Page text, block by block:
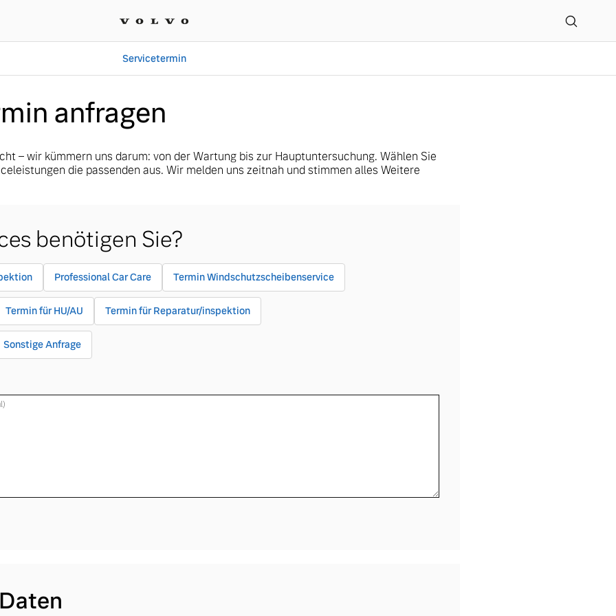
Leibssle GmbH
Servicetermin
Servicetermin
anfragen
– wir kümmern uns darum: von der Wartung bis zur Hauptuntersuchung. Wählen Sie
die passenden aus. Wir melden uns zeitnah und stimmen alles Weitere
benötigen Sie?
Professional Car Care Termin Windschutzscheibenservice
Termin für HU/AU Termin für Reparatur/inspektion
Sonstige Anfrage